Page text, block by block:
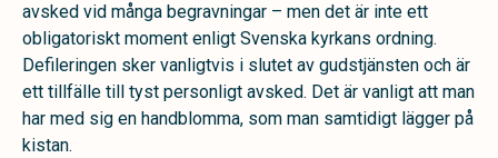
avsked vid många begravningar – men det är inte ett
obligatoriskt moment enligt Svenska kyrkans ordning.
Defileringen sker vanligtvis i slutet av gudstjänsten och är
ett tillfälle till tyst personligt avsked. Det är vanligt att man
har med sig en handblomma, som man samtidigt lägger på
kistan.